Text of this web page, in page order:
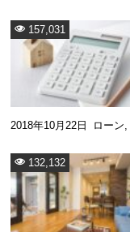
157,031
2018年10月22日 ローン,
132,132